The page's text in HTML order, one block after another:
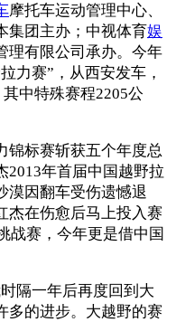
摩托车运动管理中心、
集团主办；中视体育娱
理有限公司承办。今年
力赛”，从西安发车，
中特殊赛程2205公
标赛斩获五个年度总
2013年首届中国越野拉
漠因翻车受伤遗憾退
杰在伤愈后马上投入赛
战赛，今年更是借中国
隔一年后再度回到大
多的进步。大越野的赛